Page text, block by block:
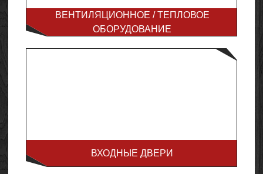
ВЕНТИЛЯЦИОННОЕ / ТЕПЛОВОЕ
ОБОРУДОВАНИЕ
ВХОДНЫЕ ДВЕРИ